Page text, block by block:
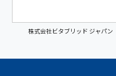
株式会社ビタブリッド ジャパン